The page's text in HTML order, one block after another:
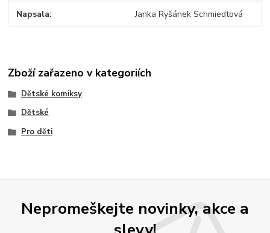
Napsala Janka Ryšánek Schmiedtová
Zboží zařazeno v kategoriích
Dětské komiksy
Dětské
Pro děti
Nepromeškejte novinky, akce a